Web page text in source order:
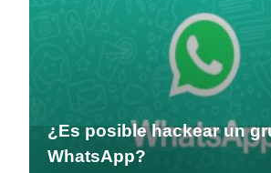
¿Es posible hackear un
WhatsApp?